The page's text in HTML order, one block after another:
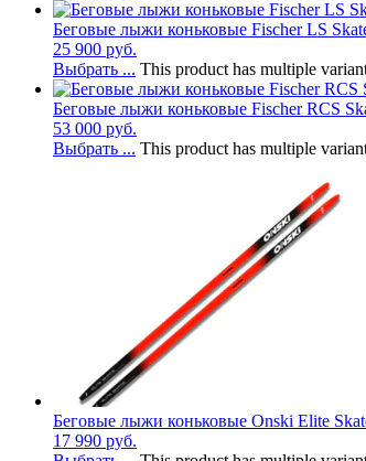
Беговые лыжи коньковые Fischer LS
25 900 руб.
Выбрать ... This product has multiple
Беговые лыжи коньковые Fischer RCS
53 000 руб.
Выбрать ... This product has multiple
Беговые лыжи коньковые Onski Elite
17 990 руб.